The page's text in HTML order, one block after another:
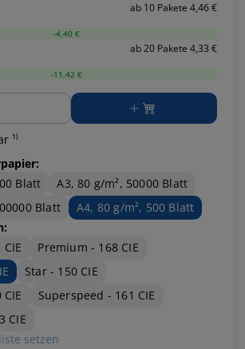
ab 10 Pakete 4,46 €
-4,40 €
ab 20 Pakete 4,33 €
-11,42 €
¹⁾
Blatt
A3, 80 g/m², 50000 Blatt
Blatt
A4, 80 g/m², 500 Blatt
Premium - 168 CIE
Star - 150 CIE
Superspeed - 161 CIE
CIE
setzen